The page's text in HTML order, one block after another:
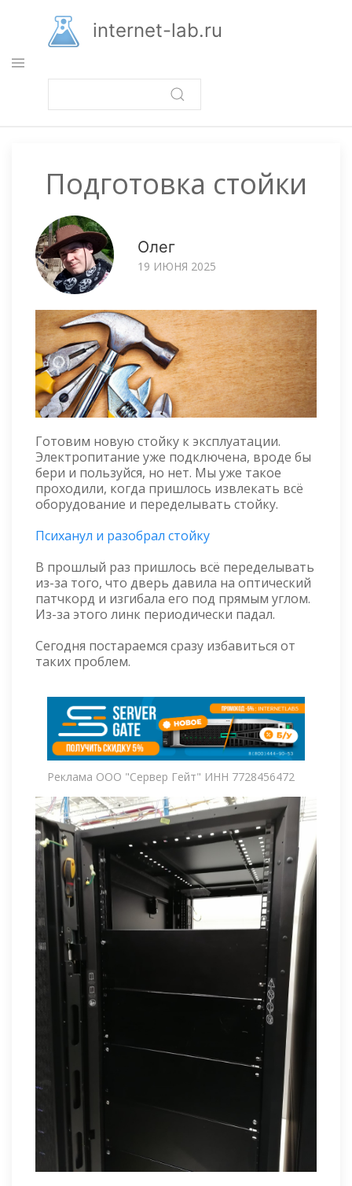
основному
содержанию
internet-lab.ru
Подготовка стойки
Олег
19 ИЮНЯ 2025
Готовим новую стойку к эксплуатации.
Электропитание уже подключена, вроде бы
бери и пользуйся, но нет. Мы уже такое
проходили, когда пришлось извлекать всё
оборудование и переделывать стойку.
Психанул и разобрал стойку
В прошлый раз пришлось всё переделывать
из-за того, что дверь давила на оптический
патчкорд и изгибала его под прямым углом.
Из-за этого линк периодически падал.
Сегодня постараемся сразу избавиться от
таких проблем.
Реклама ООО "Сервер Гейт" ИНН 7728456472